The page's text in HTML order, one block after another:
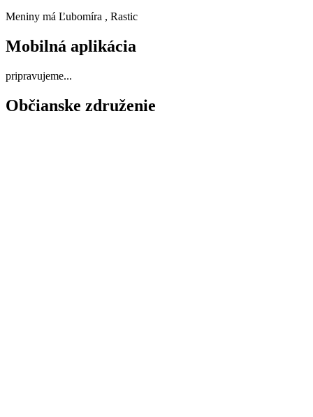
Meniny má Ľubomíra , Rastic
Mobilná aplikácia
pripravujeme...
Občianske združenie